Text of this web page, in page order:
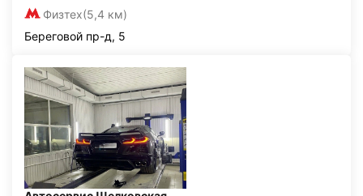
Физтех(5,4 км)
Береговой пр-д, 5